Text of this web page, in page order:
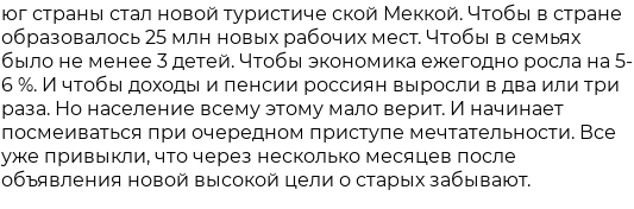
юг страны стал новой туристиче ской Меккой. Чтобы в стране
образовалось 25 млн новых рабочих мест. Чтобы в семьях
было не менее 3 детей. Чтобы экономика ежегодно росла на 5-
6 %. И чтобы доходы и пенсии россиян выросли в два или три
раза. Но население всему этому мало верит. И начинает
посмеиваться при очередном приступе мечтательности. Все
уже привыкли, что через несколько месяцев после
объявления новой высокой цели о старых забывают.